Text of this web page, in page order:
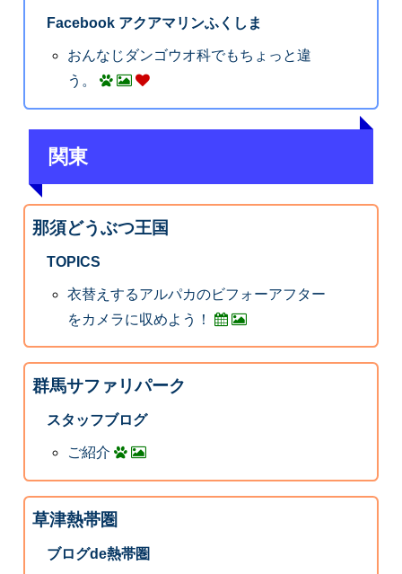
Facebook アクアマリンふくしま
おんなじダンゴウオ科でもちょっと違
う。
関東
那須どうぶつ王国
TOPICS
衣替えするアルパカのビフォーアフター
をカメラに収めよう！
群馬サファリパーク
スタッフブログ
ご紹介
草津熱帯圏
ブログde熱帯圏